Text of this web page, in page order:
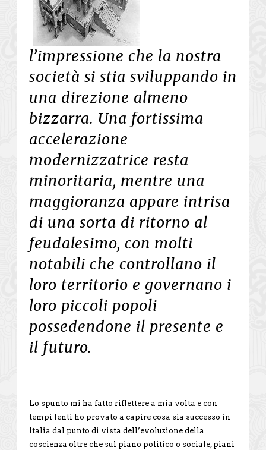
l’impressione che la nostra
società si stia sviluppando in
una direzione almeno
bizzarra. Una fortissima
accelerazione
modernizzatrice resta
minoritaria, mentre una
maggioranza appare intrisa
di una sorta di ritorno al
feudalesimo, con molti
notabili che controllano il
loro territorio e governano i
loro piccoli popoli
possedendone il presente e
il futuro.
Lo spunto mi ha fatto riflettere a mia volta e con
tempi lenti ho provato a capire cosa sia successo in
Italia dal punto di vista dell’evoluzione della
coscienza oltre che sul piano politico o sociale, piani